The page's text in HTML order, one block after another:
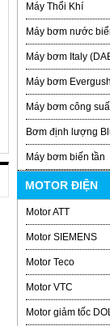
Máy Thổi Khí
Máy bơm nước
Máy bơm Italy
Máy bơm Evergush
Máy bơm công
Bơm định lượng
Máy bơm biến tần
MOTOR ĐIỆN
Motor ATT
Motor SIEMENS
Motor Teco
Motor VTC
Motor giảm tốc